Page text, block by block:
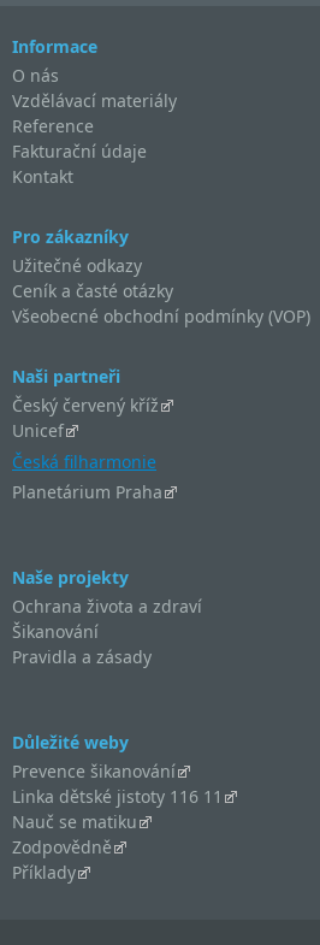
Informace
O nás
Vzdělávací materiály
Reference
Fakturační údaje
Kontakt
Pro zákazníky
Užitečné odkazy
Ceník a časté otázky
Všeobecné obchodní podmínky (VOP)
Naši partneři
Český červený kříž
Unicef
Česká filharmonie
Planetárium Praha
Naše projekty
Ochrana života a zdraví
Šikanování
Pravidla a zásady
Důležité weby
Prevence šikanování
Linka dětské jistoty 116 11
Nauč se matiku
Zodpovědně
Příklady